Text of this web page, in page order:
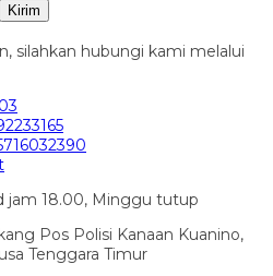
Kirim
silahkan hubungi kami melalui
jam 18.00, Minggu tutup
Pos Polisi Kanaan Kuanino,
Tenggara Timur